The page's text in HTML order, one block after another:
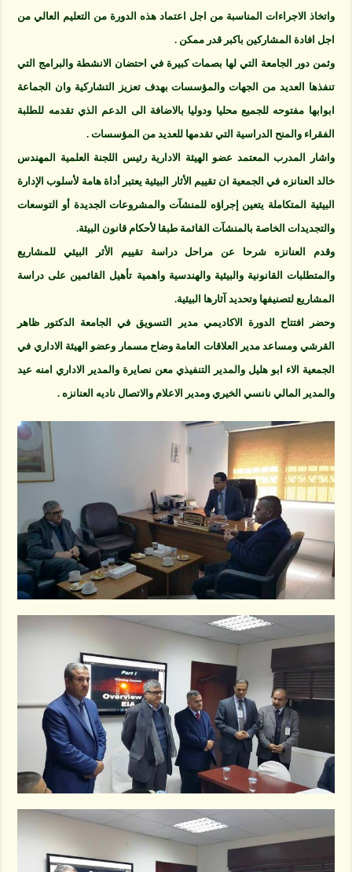
واتخاذ الاجراءات المناسبة من اجل اعتماد هذه الدورة من التعليم العالي من
اجل افادة المشاركين باكبر قدر ممكن .
وثمن دور الجامعة التي لها بصمات كبيرة في احتضان الانشطة والبرامج التي
تنفذها العديد من الجهات والمؤسسات بهدف تعزيز التشاركية وان الجماعة
ابوابها مفتوحه للجميع محليا ودوليا بالاضافة الى الدعم الذي تقدمه للطلبة
الفقراء والمنح الدراسية التي تقدمها للعديد من المؤسسات .
واشار المدرب المعتمد عضو الهيئة الادارية رئيس اللجنة العلمية المهندس
خالد العنانزه في الجمعية ان تقييم الأثار البيئية يعتبر أداة هامة لأسلوب الإدارة
البيئية المتكاملة يتعين إجراؤه للمنشآت والمشروعات الجديدة أو التوسعات
والتجديدات الخاصة بالمنشآت القائمة طبقا لأحكام قانون البيئة.
وقدم العنانزه شرحا عن مراحل دراسة تقييم الأثر البيئي للمشاريع
والمتطلبات القانونية والبيئية والهندسية واهمية تأهيل القائمين على دراسة
المشاريع لتصنيفها وتحديد آثارها البيئية.
وحضر افتتاح الدورة الاكاديمي مدير التسويق في الجامعة الدكتور ظاهر
القرشي ومساعد مدير العلاقات العامة وضاح مسمار وعضو الهيئة الاداري في
الجمعية الاء ابو هليل والمدير التنفيذي معن نصايرة والمدير الاداري امنه عيد
والمدير المالي نانسي الخيري ومدير الاعلام والاتصال ناديه العنانزه .